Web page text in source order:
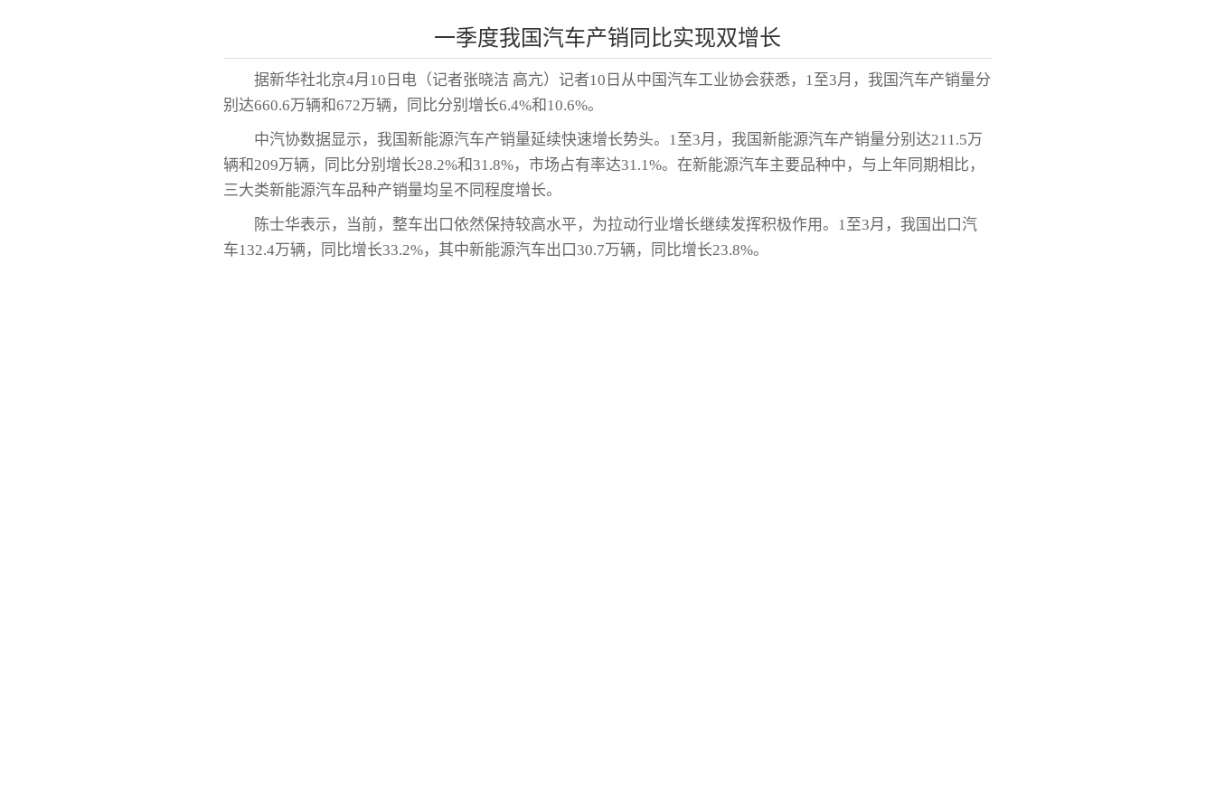
一季度我国汽车产销同比实现双增长
据新华社北京4月10日电（记者张晓洁 高亢）记者10日从中国汽车工业协会获悉，1至3月，我国汽车产销量分
别达660.6万辆和672万辆，同比分别增长6.4%和10.6%。
中汽协数据显示，我国新能源汽车产销量延续快速增长势头。1至3月，我国新能源汽车产销量分别达211.5万
辆和209万辆，同比分别增长28.2%和31.8%，市场占有率达31.1%。在新能源汽车主要品种中，与上年同期相比，
三大类新能源汽车品种产销量均呈不同程度增长。
陈士华表示，当前，整车出口依然保持较高水平，为拉动行业增长继续发挥积极作用。1至3月，我国出口汽
车132.4万辆，同比增长33.2%，其中新能源汽车出口30.7万辆，同比增长23.8%。